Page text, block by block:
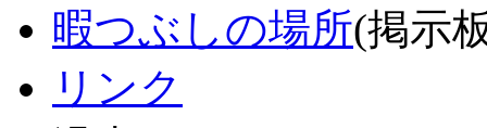
暇つぶしの場所(掲示
リンク